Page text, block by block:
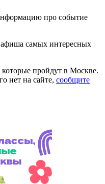
про событие
самых интересных
которые пройдут в Москве.
нет на сайте, сообщите